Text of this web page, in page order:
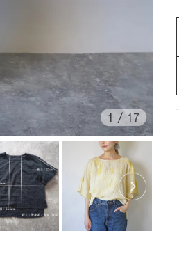
1 /17